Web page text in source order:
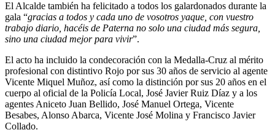
El Alcalde también ha felicitado a todos los galardonados durante la
gala “gracias a todos y cada uno de vosotros yaque, con vuestro
trabajo diario, hacéis de Paterna no solo una ciudad más segura,
sino una ciudad mejor para vivir”.
El acto ha incluido la condecoración con la Medalla-Cruz al mérito
profesional con distintivo Rojo por sus 30 años de servicio al agente
Vicente Miquel Muñoz, así como la distinción por sus 20 años en el
cuerpo al oficial de la Policía Local, José Javier Ruiz Díaz y a los
agentes Aniceto Juan Bellido, José Manuel Ortega, Vicente
Besabes, Alonso Abarca, Vicente José Molina y Francisco Javier
Collado.